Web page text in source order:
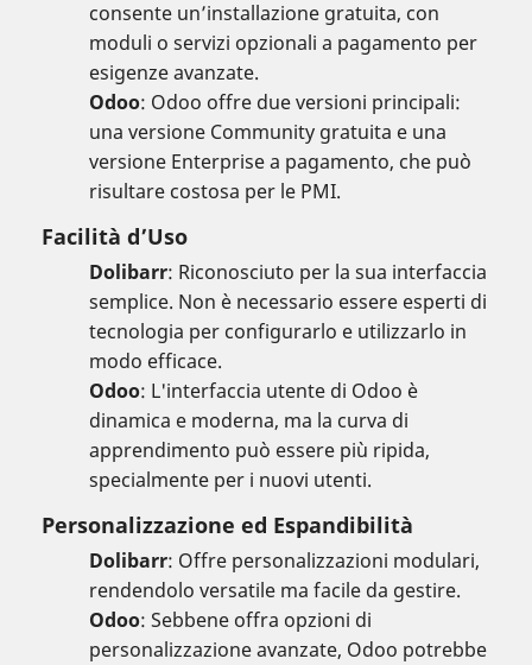
consente un’installazione gratuita, con
moduli o servizi opzionali a pagamento per
esigenze avanzate.
Odoo: Odoo offre due versioni principali:
una versione Community gratuita e una
versione Enterprise a pagamento, che può
risultare costosa per le PMI.
Facilità d’Uso
Dolibarr: Riconosciuto per la sua interfaccia
semplice. Non è necessario essere esperti di
tecnologia per configurarlo e utilizzarlo in
modo efficace.
Odoo: L'interfaccia utente di Odoo è
dinamica e moderna, ma la curva di
apprendimento può essere più ripida,
specialmente per i nuovi utenti.
Personalizzazione ed Espandibilità
Dolibarr: Offre personalizzazioni modulari,
rendendolo versatile ma facile da gestire.
Odoo: Sebbene offra opzioni di
personalizzazione avanzate, Odoo potrebbe